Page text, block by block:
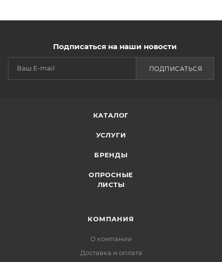
Подписаться на наши новости
ПОДПИСАТЬСЯ
КАТАЛОГ
УСЛУГИ
БРЕНДЫ
ОПРОСНЫЕ
ЛИСТЫ
КОМПАНИЯ
О компании
Доставка и оплата